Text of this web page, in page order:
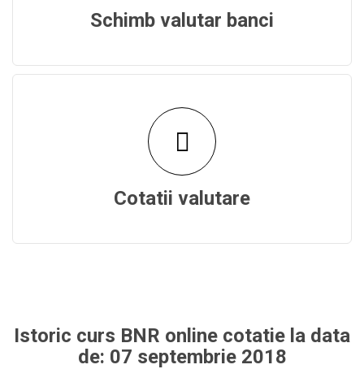
Schimb valutar banci
Cotatii valutare
Istoric curs BNR online cotatie la data
de: 07 septembrie 2018